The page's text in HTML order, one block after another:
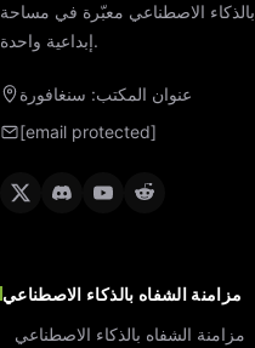
بالذكاء الاصطناعي معبّرة في مساحة
إبداعية واحدة.
عنوان المكتب: سنغافورة
[email protected]
مزامنة الشفاه بالذكاء الاصطناعي
مزامنة الشفاه بالذكاء الاصطناعي